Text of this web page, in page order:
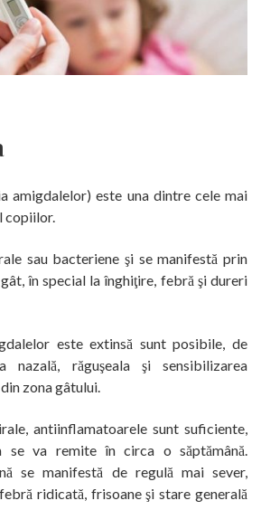
amigdalelor) este una dintre cele mai
copiilor.
sau bacteriene şi se manifestă prin
în special la înghiţire, febră şi dureri
este extinsă sunt posibile, de
nazală, răguşeala şi sensibilizarea
zona gâtului.
antiinflamatoarele sunt suficiente,
se va remite în circa o săptămână.
se manifestă de regulă mai sever,
ridicată, frisoane şi stare generală